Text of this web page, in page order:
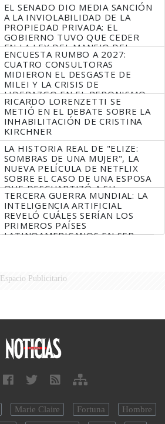
EL SENADO DIO MEDIA SANCIÓN
A LA INVIOLABILIDAD DE LA
PROPIEDAD PRIVADA: EL
GOBIERNO TUVO QUE CEDER
EN LA LEY DEL MANEJO DEL
FUEGO
ENCUESTA RUMBO A 2027:
CUATRO CONSULTORAS
MIDIERON EL DESGASTE DE
MILEI Y LA CRISIS DE
LIDERAZGO EN EL PERONISMO
RICARDO LORENZETTI SE
METIÓ EN EL DEBATE SOBRE LA
INHABILITACIÓN DE CRISTINA
KIRCHNER
LA HISTORIA REAL DE "ELIZE:
SOMBRAS DE UNA MUJER", LA
NUEVA PELÍCULA DE NETFLIX
SOBRE EL CASO DE UNA ESPOSA
QUE DESCUARTIZÓ A SU
MARIDO
TERCERA GUERRA MUNDIAL: LA
INTELIGENCIA ARTIFICIAL
REVELÓ CUÁLES SERÍAN LOS
PRIMEROS PAÍSES
LATINOAMERICANOS EN SER
Espacio Publicitario
Marie Claire Fortuna
Hombre